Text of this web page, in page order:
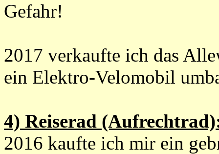
Gefahr!
2017 verkaufte ich das
ein Elektro-Velomobil
4) Reiserad
2016 kaufte ich mir ein